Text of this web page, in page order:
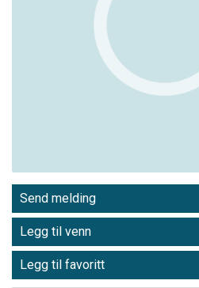
Send melding
Legg til venn
Legg til favoritt